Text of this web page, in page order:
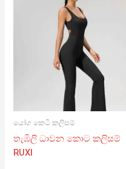
යෝග කෙටි කලිසම්
තැඹිලි ධාවන කොට කලිසම්
RUXI